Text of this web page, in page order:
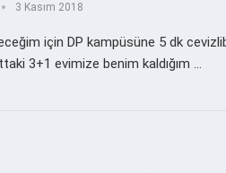
3 Kasım 2018
için DP kampüsüne 5 dk
3+1 evimize benim kaldığım …